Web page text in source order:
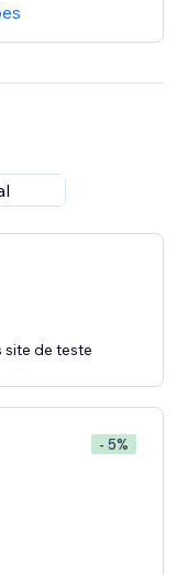
site de teste
- 5%